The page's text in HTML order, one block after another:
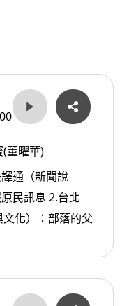
(董曜華)
通（新聞說
息 2.台北
化）：部落的父